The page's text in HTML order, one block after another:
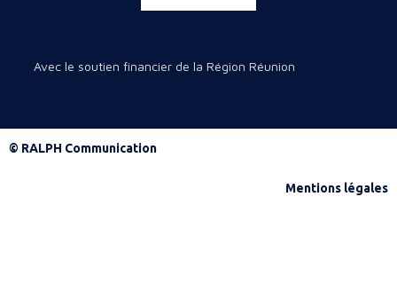
Avec le soutien financier de la Région Réunion
© RALPH Communication
Mentions légales